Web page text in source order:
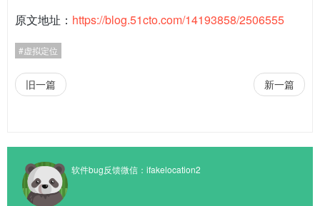
原文地址： https://blog.51cto.com/14193858/2506555
虚拟定位
旧一篇 新一篇
软件bug反馈微信：ifakelocation2